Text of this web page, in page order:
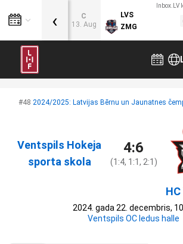
C
13. Aug
Inbox.LV
LVS
ZMG
‹
#48 2024/2025: Latvijas Bērnu un Jaunatnes
Ventspils Hokeja
sporta skola
4:6
(1:4, 1:1, 2:1)
2024. gada 22. decembris,
Ventspils OC ledus halle